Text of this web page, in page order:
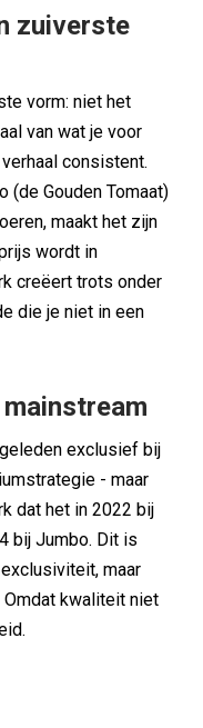
zuiverste
vorm: niet het
van wat je voor
consistent.
(de Gouden Tomaat)
maakt het zijn
wordt in
creëert trots onder
die je niet in een
exclusief bij
- maar
dat het in 2022 bij
bij Jumbo. Dit is
maar
Omdat kwaliteit niet